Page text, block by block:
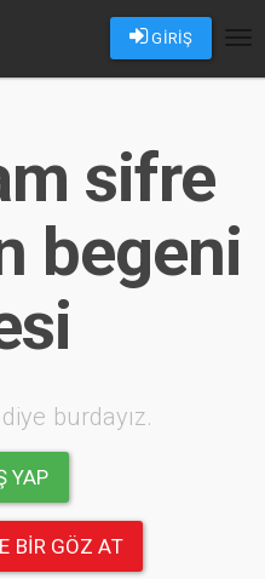
GİRİŞ
sifre
begeni
burdayız.
YAP
BIR GÖZ AT